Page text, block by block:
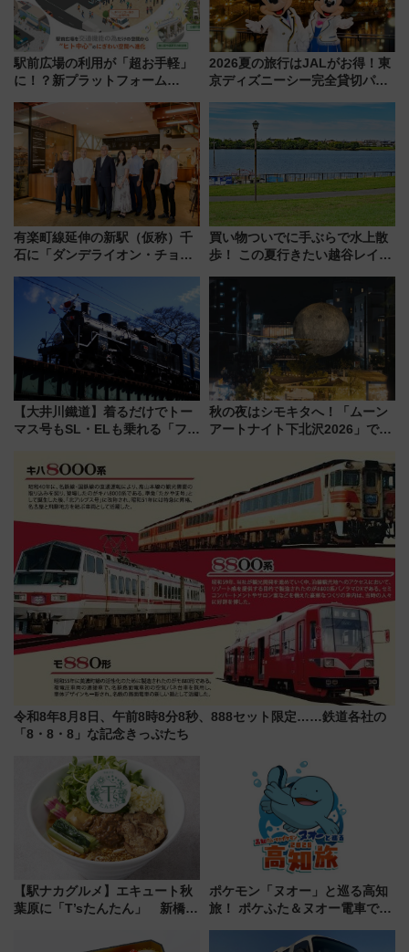
駅前広場の利用が「超お手軽」
に！？新プラットフォーム
マホで簡単申請 物販や演奏会な
どに【JR東日本】
2026夏の旅行はJALがお得！東
京ディズニーシー完全貸切パー
ーン始まる 条件は「夏の国内
線に2回搭乗」
有楽町線延伸の新駅（仮称）千
石に「ダンデライオン・チョコ
1億円出資で挑む新時代のまちづ
くりとは？
買い物ついでに手ぶらで水上散
歩！ この夏行きたい越谷レイク
ア「LAKESIDE PARK」（埼玉
県越谷市）
【大井川鐵道】着るだけでトー
マス号もSL・ELも乗れる「フリ
受注販売
秋の夜はシモキタへ！「ムーン
アートナイト下北沢2026」でイ
令和8年8月8日、午前8時8分8秒、888セット限定……鉄道各社の
「8・8・8」な記念きっぷたち
【駅ナカグルメ】エキュート秋
葉原に「T’sたんたん」 新橋に
饅」、オムライス専門店「肉と
ポケモン「ヌオー」と巡る高知
旅！ ポケふた＆ヌオー電車で楽
路の絶景と絶品グルメを満喫！